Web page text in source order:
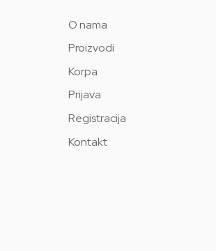
O nama
Proizvodi
Korpa
Prijava
Registracija
Kontakt